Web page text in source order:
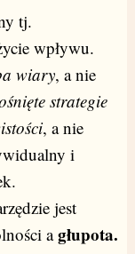
tj.
wpływu.
wiary, a nie
strategie
, a nie
i
jest
agłupota.